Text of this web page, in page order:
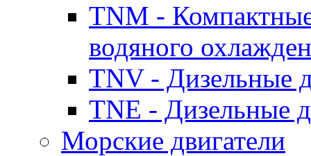
TNM -
водяного
TNV - Дизельные
TNE - Дизельные
Морские двигатели